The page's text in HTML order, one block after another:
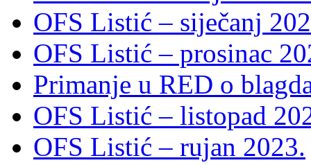
OFS Listić – siječanj
OFS Listić – prosinac
Primanje u RED o
OFS Listić – listopad
OFS Listić – rujan 2023.